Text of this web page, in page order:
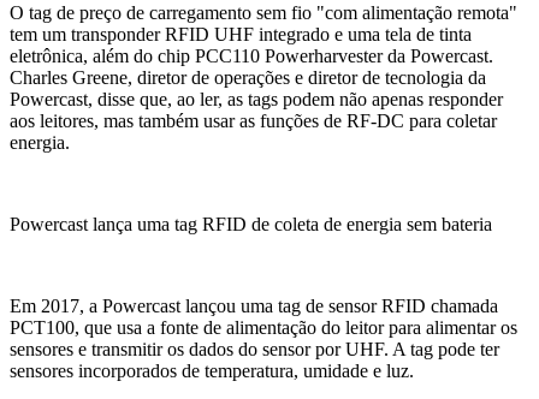
O tag de preço de carregamento sem fio "com alimentação remota"
tem um transponder RFID UHF integrado e uma tela de tinta
eletrônica, além do chip PCC110 Powerharvester da Powercast.
Charles Greene, diretor de operações e diretor de tecnologia da
Powercast, disse que, ao ler, as tags podem não apenas responder
aos leitores, mas também usar as funções de RF-DC para coletar
energia.
Powercast lança uma tag RFID de coleta de energia sem bateria
Em 2017, a Powercast lançou uma tag de sensor RFID chamada
PCT100, que usa a fonte de alimentação do leitor para alimentar os
sensores e transmitir os dados do sensor por UHF. A tag pode ter
sensores incorporados de temperatura, umidade e luz.